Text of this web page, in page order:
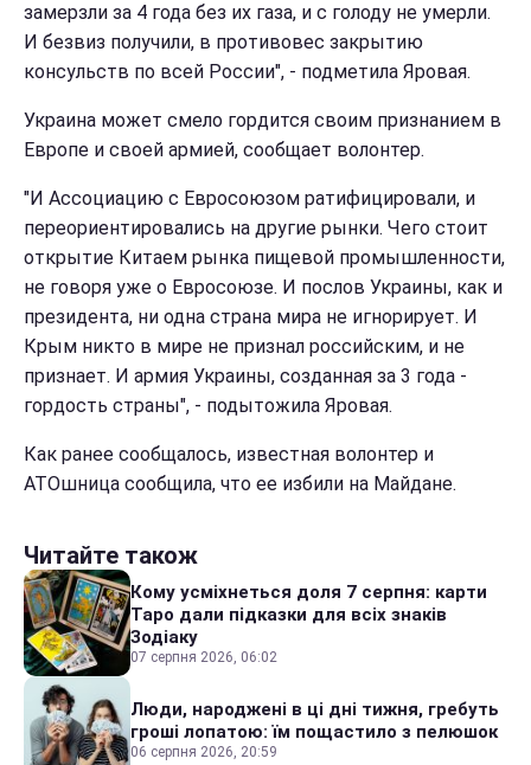
замерзли за 4 года без их газа, и с голоду не умерли.
И безвиз получили, в противовес закрытию
консульств по всей России", - подметила Яровая.
Украина может смело гордится своим признанием в
Европе и своей армией, сообщает волонтер.
"И Ассоциацию с Евросоюзом ратифицировали, и
переориентировались на другие рынки. Чего стоит
открытие Китаем рынка пищевой промышленности,
не говоря уже о Евросоюзе. И послов Украины, как и
президента, ни одна страна мира не игнорирует. И
Крым никто в мире не признал российским, и не
признает. И армия Украины, созданная за 3 года -
гордость страны", - подытожила Яровая.
Как ранее сообщалось, известная волонтер и
АТОшница сообщила, что ее избили на Майдане.
Читайте також
Кому усміхнеться доля 7 серпня: карти
Таро дали підказки для всіх знаків
Зодіаку
07 серпня 2026, 06:02
Люди, народжені в ці дні тижня, гребуть
гроші лопатою: їм пощастило з пелюшок
06 серпня 2026, 20:59